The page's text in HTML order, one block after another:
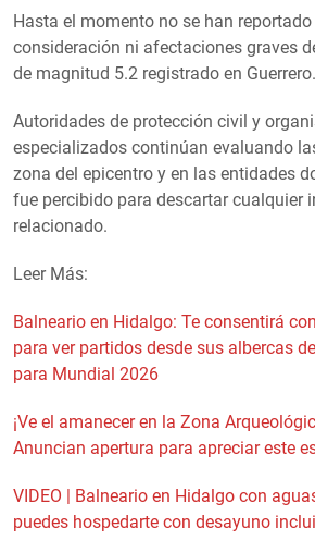
Hasta el momento no se han
consideración ni afectaciones graves
de magnitud 5.2 registrado en Guerrero.
Autoridades de protección civil y
especializados continúan evaluando
zona del epicentro y en las entidades
fue percibido para descartar cualquier
relacionado.
Leer Más:
Balneario en Hidalgo: Te consentirá
para ver partidos desde sus albercas
para Mundial 2026
¡Ve el amanecer en la Zona
Anuncian apertura para apreciar este
VIDEO | Balneario en Hidalgo con
puedes hospedarte con desayuno